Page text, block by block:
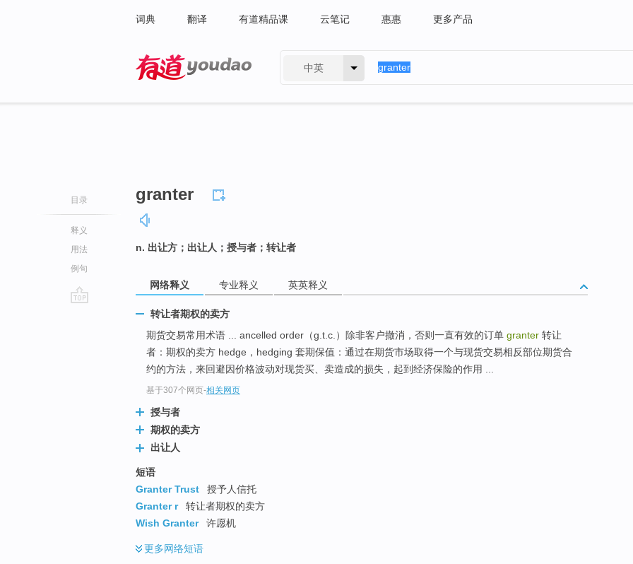
词典 翻译 有道精品课 云笔记 惠惠 更多产品
中英
目录
释义
用法
例句
granter
n. 出让方；出让人；授与者；转让者
网络释义 专业释义 英英释义
转让者期权的卖方
期货交易常用术语 ... ancelled order（g.t.c.）除非客户撤消，否则一直有效的订单 granter 转让
者：期权的卖方 hedge，hedging 套期保值：通过在期货市场取得一个与现货交易相反部位期货合
约的方法，来回避因价格波动对现货买、卖造成的损失，起到经济保险的作用 ...
基于307个网页-相关网页
授与者
期权的卖方
出让人
短语
Granter Trust
授予人信托
Granter r
转让者期权的卖方
Wish Granter
许愿机
更多网络短语